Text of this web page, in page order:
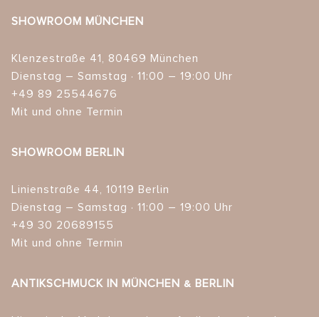
SHOWROOM MÜNCHEN
Klenzestraße 41, 80469 München
Dienstag – Samstag · 11:00 – 19:00 Uhr
+49 89 25544676
Mit und ohne Termin
SHOWROOM BERLIN
Linienstraße 44, 10119 Berlin
Dienstag – Samstag · 11:00 – 19:00 Uhr
+49 30 20689155
Mit und ohne Termin
ANTIKSCHMUCK IN MÜNCHEN & BERLIN